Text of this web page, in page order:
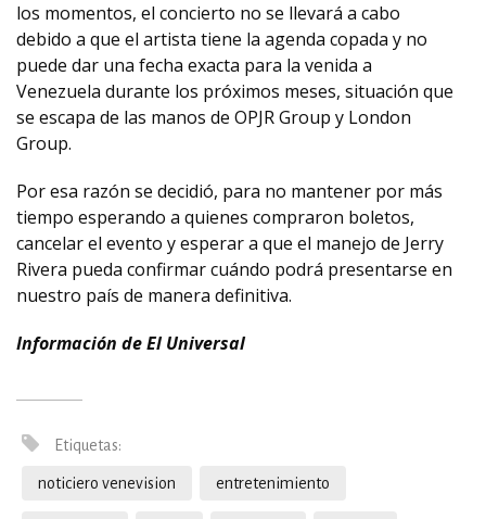
los momentos, el concierto no se llevará a cabo
debido a que el artista tiene la agenda copada y no
puede dar una fecha exacta para la venida a
Venezuela durante los próximos meses, situación que
se escapa de las manos de OPJR Group y London
Group.
Por esa razón se decidió, para no mantener por más
tiempo esperando a quienes compraron boletos,
cancelar el evento y esperar a que el manejo de Jerry
Rivera pueda confirmar cuándo podrá presentarse en
nuestro país de manera definitiva.
Información de El Universal
Etiquetas:
noticiero venevision entretenimiento